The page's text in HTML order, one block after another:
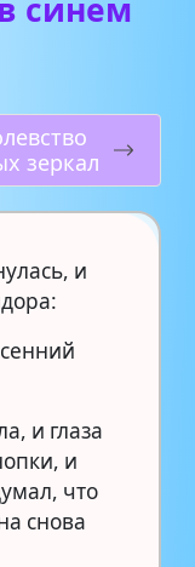
синем
зеркал
и
и глаза
и
что
снова